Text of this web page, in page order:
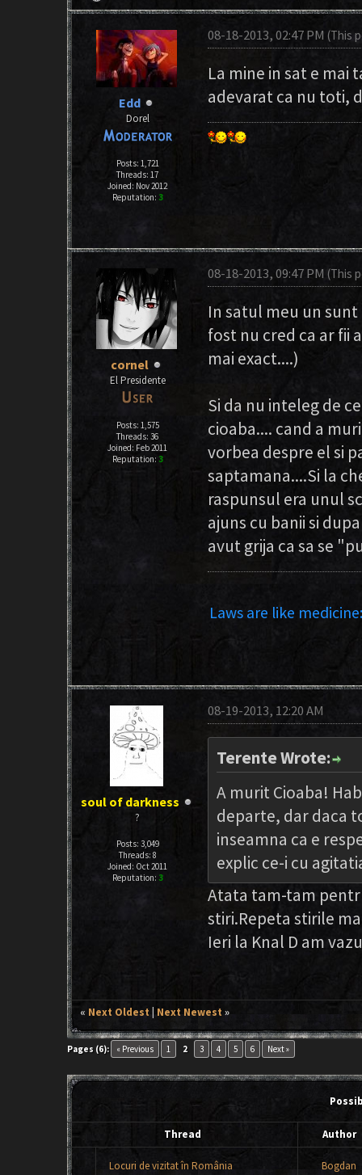
Edd
Dorel
Posts: 1,721
Threads: 17
Joined: Nov 2012
Reputation: 3
08-18-2013, 02:47 PM (This
La mine in sat e mai
adevarat ca nu toti,
cornel
El Presidente
Posts: 1,575
Threads: 36
Joined: Feb 2011
Reputation: 3
08-18-2013, 09:47 PM(This
In satul meu un
fost nu cred ca ar fii
mai exact....)
Si da nu inteleg de
cioaba.... cand a
vorbea despre el si
saptamana....Si la
raspunsul era unul
ajuns cu banii si
avut grija ca sa se
Laws are like
soul of darkness
?
Posts: 3,049
Threads: 8
Joined: Oct 2011
Reputation: 3
08-19-2013, 12:20 AM
Terente Wrote:
A murit Cioaba!
departe, dar daca
inseamna ca e
explic ce-i cu
Atata tam-tam
stiri.Repeta stirile
Ieri la Knal D am
« Next Oldest Next Newest»
Pages (6): « Previous 1 2 3 4 5 6 Next »
Thread Author
Locuri de vizitat în România Bogdan